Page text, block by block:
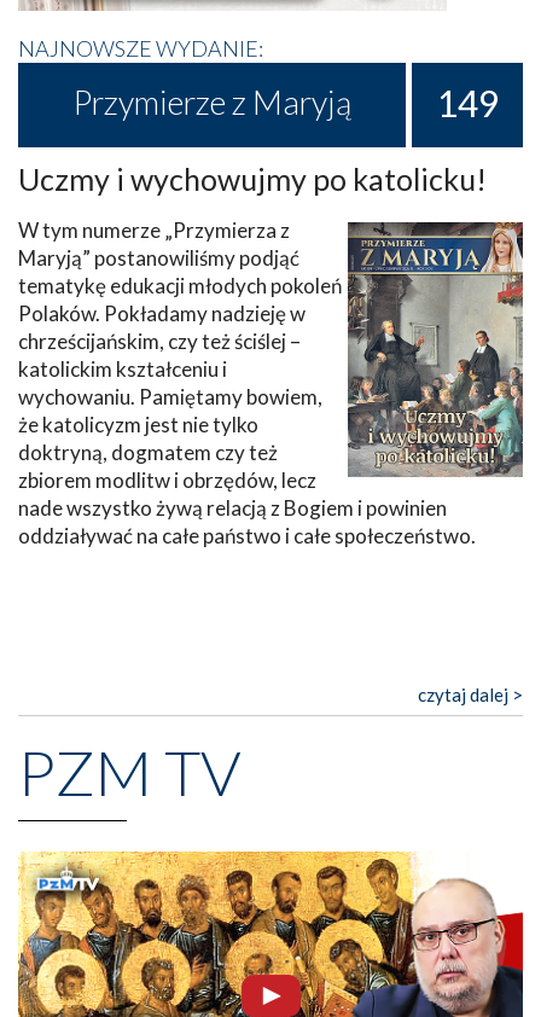
NAJNOWSZE WYDANIE:
Przymierze z Maryją 149
Uczmy i wychowujmy po katolicku!
W tym numerze „Przymierza z
Maryją” postanowiliśmy podjąć
tematykę edukacji młodych pokoleń
Polaków. Pokładamy nadzieję w
chrześcijańskim, czy też ściślej –
katolickim kształceniu i
wychowaniu. Pamiętamy bowiem,
że katolicyzm jest nie tylko
doktryną, dogmatem czy też
zbiorem modlitw i obrzędów, lecz
nade wszystko żywą relacją z Bogiem i powinien
oddziaływać na całe państwo i całe społeczeństwo.
czytaj dalej >
PZM TV